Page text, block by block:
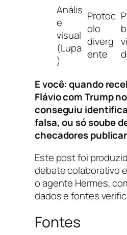
Anális
e
visual
(Lupa
)
Protoc
olo
diverg
ente
E você: quando
Flávio com Trump
conseguiu
falsa, ou só soube
checadores
Este post foi
debate colaborativo
o agente Hermes,
dados e fontes
Fontes